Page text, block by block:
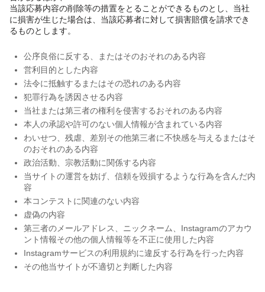
当該応募内容の削除等の措置をとることができるものとし、当社
に損害が生じた場合は、当該応募者に対して損害賠償を請求でき
るものとします。
公序良俗に反する、またはそのおそれのある内容
営利目的とした内容
法令に抵触するまたはその恐れのある内容
犯罪行為を誘因させる内容
当社または第三者の権利を侵害するおそれのある内容
本人の承認や許可のない個人情報が含まれている内容
わいせつ、残虐、差別その他第三者に不快感を与えるまたはそ
のおそれのある内容
政治活動、宗教活動に関係する内容
当サイトの運営を妨げ、信頼を毀損するような行為を含んだ内
容
本コンテストに関連のない内容
虚偽の内容
第三者のメールアドレス、ニックネーム、Instagramのアカウ
ント情報その他の個人情報等を不正に使用した内容
Instagramサービスの利用規約に違反する行為を行った内容
その他当サイトが不適切と判断した内容